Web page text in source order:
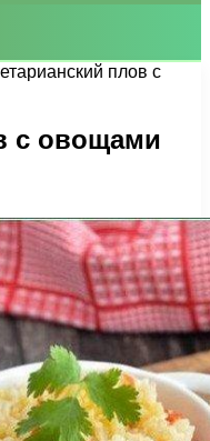
плов с
с овощами